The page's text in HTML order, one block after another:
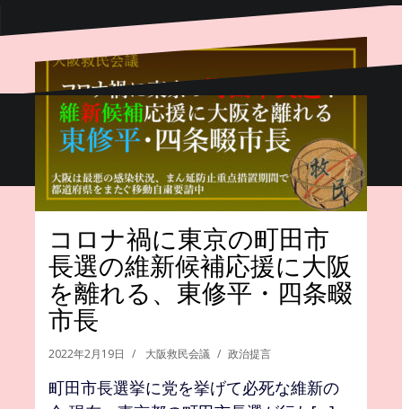
コロナ禍に東京の町田市
長選の維新候補応援に大阪
を離れる、東修平・四条畷
市長
2022年2月19日 大阪救民会議 政治提言
町田市長選挙に党を挙げて必死な維新の
Proudly powered by WordPress|Theme:
Themeisle.